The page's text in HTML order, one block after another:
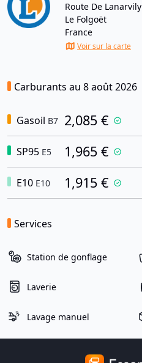
Route De Lanarvily
Le Folgoët
France
Voir sur la carte
Carburants au 8 août 2026
Gasoil B7 2,085 €
SP95 E5 1,965 €
E10 E10 1,915 €
Services
Station de gonflage
Laverie
Lavage manuel